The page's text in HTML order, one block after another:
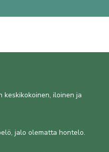
keskikokoinen, iloinen ja
jalo olematta hontelo.